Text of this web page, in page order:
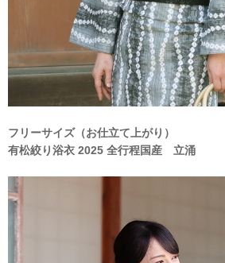
フリーサイズ（お仕立て上がり）
有松絞り浴衣 2025 全行程国産 立涌